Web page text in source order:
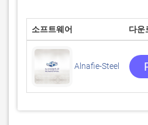
소프트웨어 다운
Alnafie-Steel